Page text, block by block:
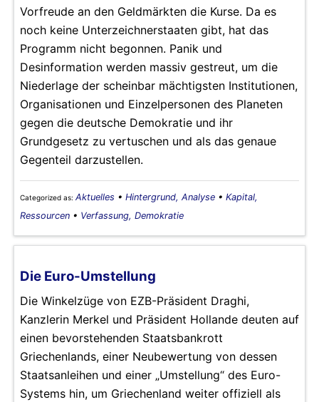
Vorfreude an den Geldmärkten die Kurse. Da es
noch keine Unterzeichnerstaaten gibt, hat das
Programm nicht begonnen. Panik und
Desinformation werden massiv gestreut, um die
Niederlage der scheinbar mächtigsten Institutionen,
Organisationen und Einzelpersonen des Planeten
gegen die deutsche Demokratie und ihr
Grundgesetz zu vertuschen und als das genaue
Gegenteil darzustellen.
Categorized as: Aktuelles • Hintergrund, Analyse • Kapital,
Ressourcen • Verfassung, Demokratie
Die Euro-Umstellung
Die Winkelzüge von EZB-Präsident Draghi,
Kanzlerin Merkel und Präsident Hollande deuten auf
einen bevorstehenden Staatsbankrott
Griechenlands, einer Neubewertung von dessen
Staatsanleihen und einer „Umstellung“ des Euro-
Systems hin, um Griechenland weiter offiziell als